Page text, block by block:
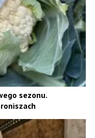
sezonu.